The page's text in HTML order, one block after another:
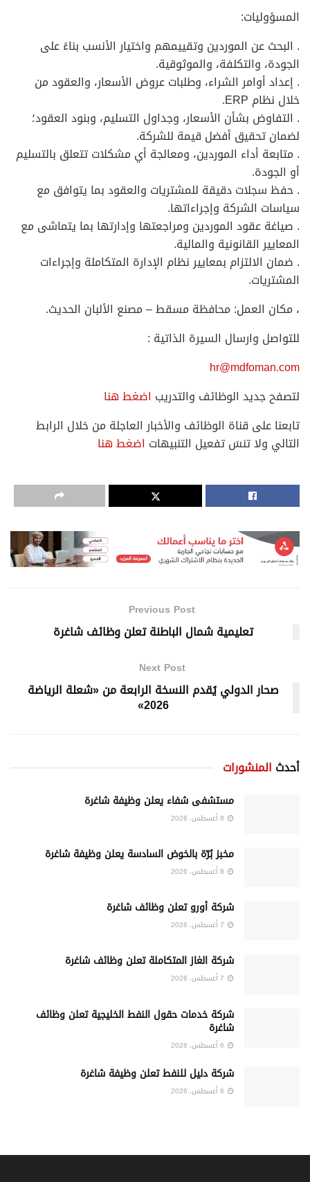
المسؤوليات:
. البحث عن الموردين وتقييمهم واختيار الأنسب بناءً على
الجودة، والتكلفة، والموثوقية.
. إعداد أوامر الشراء، وطلبات عروض الأسعار، والعقود من
خلال نظام ERP.
. التفاوض بشأن الأسعار، وجداول التسليم، وبنود العقود؛
لضمان تحقيق أفضل قيمة للشركة.
. متابعة أداء الموردين، ومعالجة أي مشكلات تتعلق بالتسليم
أو الجودة.
. حفظ سجلات دقيقة للمشتريات والعقود بما يتوافق مع
سياسات الشركة وإجراءاتها.
. صياغة عقود الموردين ومراجعتها وإدارتها بما يتماشى مع
المعايير القانونية والمالية.
. ضمان الالتزام بمعايير نظام الإدارة المتكاملة وإجراءات
المشتريات.
، مكان العمل: محافظة مسقط – مصنع الألبان الحديث.
للتواصل وارسال السيرة الذاتية :
hr@mdfoman.com
لتصفح جديد الوظائف والتدريب اضغط هنا
تابعنا على قناة الوظائف والأخبار العاجلة من خلال الرابط
التالي ولا تنسَ تفعيل التنبيهات اضغط هنا
Previous Post
تعليمية شمال الباطنة تعلن وظائف شاغرة
Next Post
صحار الدولي يُقدم النسخة الرابعة من «شعلة الرياضة
2026»
أحدث المنشورات
مستشفى شفاء يعلن وظيفة شاغرة
مخبز بُرّة بالخوض السادسة يعلن وظيفة شاغرة
شركة أورو تعلن وظائف شاغرة
شركة الغاز المتكاملة تعلن وظائف شاغرة
شركة خدمات حقول النفط الخليجية تعلن وظائف
شاغرة
شركة دليل للنفط تعلن وظيفة شاغرة